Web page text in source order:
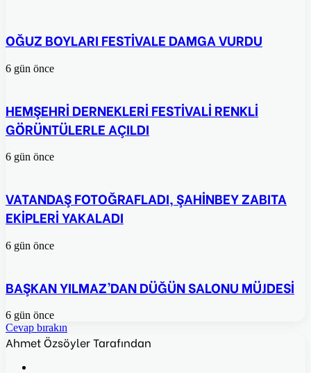
OĞUZ BOYLARI FESTİVALE DAMGA VURDU
6 gün önce
HEMŞEHRİ DERNEKLERİ FESTİVALİ RENKLİ
GÖRÜNTÜLERLE AÇILDI
6 gün önce
VATANDAŞ FOTOĞRAFLADI, ŞAHİNBEY ZABITA
EKİPLERİ YAKALADI
6 gün önce
BAŞKAN YILMAZ’DAN DÜĞÜN SALONU MÜJDESİ
6 gün önce
Cevap bırakın
Ahmet Özsöyler Tarafından